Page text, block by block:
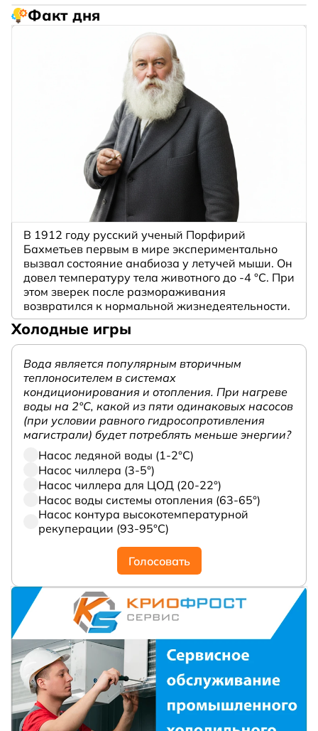
Факт дня
В 1912 году русский ученый Порфирий
Бахметьев первым в мире экспериментально
вызвал состояние анабиоза у летучей мыши. Он
довел температуру тела животного до -4 °C. При
этом зверек после размораживания
возвратился к нормальной жизнедеятельности.
Холодные игры
Вода является популярным вторичным
теплоносителем в системах
кондиционирования и отопления. При нагреве
воды на 2°С, какой из пяти одинаковых насосов
(при условии равного гидросопротивления
магистрали) будет потреблять меньше энергии?
Насос ледяной воды (1-2°С)
Насос чиллера (3-5°)
Насос чиллера для ЦОД (20-22°)
Насос воды системы отопления (63-65°)
Насос контура высокотемпературной
рекуперации (93-95°С)
Голосовать